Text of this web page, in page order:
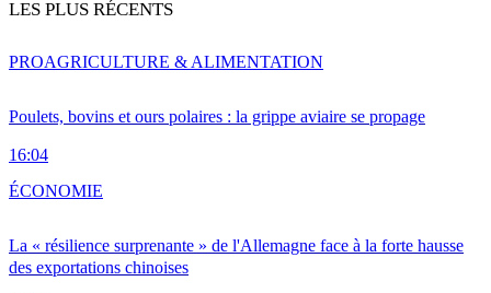
LES PLUS RÉCENTS
Poulets, bovins et ours polaires : la grippe aviaire se propage
16:04
PROAGRICULTURE & ALIMENTATION
La « résilience surprenante » de l'Allemagne face à la forte hausse
des exportations chinoises
ÉCONOMIE